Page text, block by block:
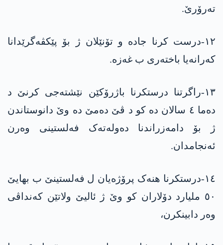
تەرۆرێ.
١٢-درست کرنا جادە و تۆنێلان ژ بۆ پێکڤەگرێدانا
کەرانەیا باختەری ب غەزە.
١٣-راگرتنا درستکرنا باژرۆکێن نێشتەجی کرنێ د
دەما ٤ سالان دە کو د ڤێ دەمێ دە وێ دانوستاندن
ژ بۆ دامەزراندنا دەولەتەک فەلستینی وەرن
ئەنجامدان.
١٤-درستکرنا هنەک پرۆژەیان ل فەلستینێ ب بهایێ
٥٠ ملیارد دۆلاران کو وێ ژ ئالیێ ولاتێن کەنداڤی
وەر دابینکرن،